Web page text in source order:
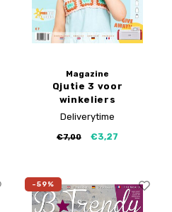
Magazine
Qjutie 3 voor
winkeliers
Deliverytime
€7,00 €3,27
-59%